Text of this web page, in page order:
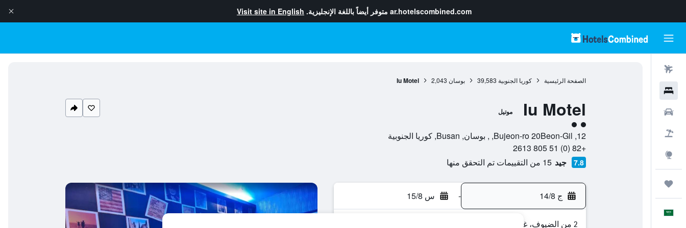
ar.hotelscombined.com متوفر أيضاً باللغة الإنجليزية. Visit site in English
الصفحة الرئيسية كوريا الجنوبية 39,583 بوسان 2,043
Iu Motel
Iu Motel موتيل
تقييم فئة 2
12, Bujeon-ro 20Beon-Gil, , بوسان, Busan, كوريا الجنوبية
+82 (0) 51 805 2613
7.8 جيد 15 من التقييمات تم التحقق منها
ج 14/8 - س 15/8
2 من الضيوف، غرفة واحدة